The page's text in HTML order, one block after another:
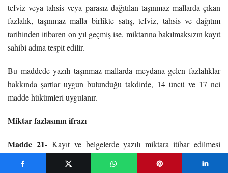
tefviz veya tahsis veya parasız dağıtılan taşınmaz mallarda çıkan
fazlalık, taşınmaz malla birlikte satış, tefviz, tahsis ve dağıtım
tarihinden itibaren on yıl geçmiş ise, miktarına bakılmaksızın kayıt
sahibi adına tespit edilir.
Bu maddede yazılı taşınmaz mallarda meydana gelen fazlalıklar
hakkında şartlar uygun bulunduğu takdirde, 14 üncü ve 17 nci
madde hükümleri uygulanır.
Miktar fazlasının ifrazı
Madde 21-Kayıt ve belgelerde yazılı miktara itibar edilmesi
elverişli sınırı ihtiva ediyorsa miktar fazlası o taraftan ifraz edilir.